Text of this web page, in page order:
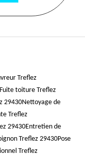
Treflez
Fuite toiture Treflez
29430Nettoyage de
Treflez
29430Entretien de
Treflez 29430Pose
Treflez